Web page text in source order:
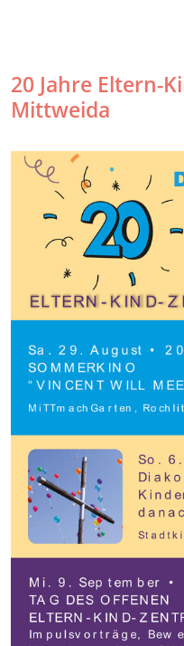
20 Jahre Eltern-
Mittweida